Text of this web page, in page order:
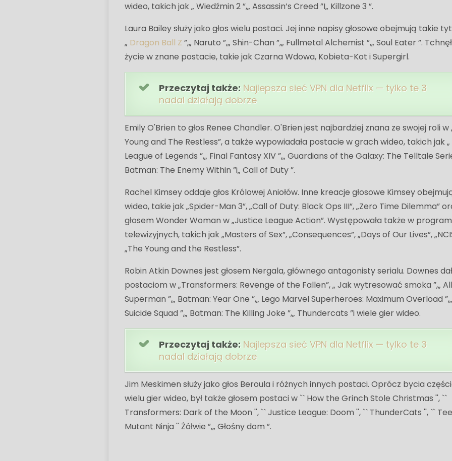
wideo, takich jak „ Wiedźmin 2 ”,„ Assassin’s Creed ”I„ Killzone 3 ”.
Laura Bailey służy jako głos wielu postaci. Jej inne napisy głosowe obejmują takie
„ Dragon Ball Z ”,„ Naruto ”,„ Shin-Chan ”,„ Fullmetal Alchemist ”,„ Soul Eater ”.
życie w znane postacie, takie jak Czarna Wdowa, Kobieta-Kot i Supergirl.
Przeczytaj także: Najlepsza sieć VPN dla Netflix — tylko te 3
nadal działają dobrze
Emily O'Brien to głos Renee Chandler. O'Brien jest najbardziej znana ze swojej roli w
Young and The Restless”, a także wypowiadała postacie w grach wideo, takich jak „
League of Legends ”,„ Final Fantasy XIV ”,„ Guardians of the Galaxy: The Telltale
Batman: The Enemy Within ”i„ Call of Duty ”.
Rachel Kimsey oddaje głos Królowej Aniołów. Inne kreacje głosowe Kimsey
wideo, takie jak „Spider-Man 3”, „Call of Duty: Black Ops III”, „Zero Time Dilemma”
głosem Wonder Woman w „Justice League Action”. Występowała także w
telewizyjnych, takich jak „Masters of Sex”, „Consequences”, „Days of Our Lives”,
„The Young and the Restless”.
Robin Atkin Downes jest głosem Nergala, głównego antagonisty serialu. Downes dał
postaciom w „Transformers: Revenge of the Fallen”, „ Jak wytresować smoka ”,„
Superman ”,„ Batman: Year One ”,„ Lego Marvel Superheroes: Maximum Overload ”,„
Suicide Squad ”,„ Batman: The Killing Joke ”,„ Thundercats ”i wiele gier wideo.
Przeczytaj także: Najlepsza sieć VPN dla Netflix — tylko te 3
nadal działają dobrze
Jim Meskimen służy jako głos Beroula i różnych innych postaci. Oprócz bycia
wielu gier wideo, był także głosem postaci w `` How the Grinch Stole Christmas '', ``
Transformers: Dark of the Moon '', `` Justice League: Doom '', `` ThunderCats '', ``
Mutant Ninja '' Żółwie ”,„ Głośny dom ”.